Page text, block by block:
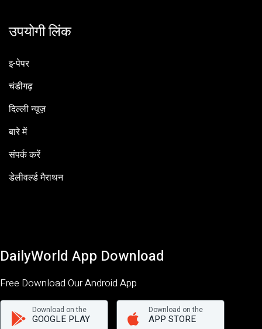
उपयोगी लिंक
इ-पेपर
चंडीगढ़
दिल्ली न्यूज़
बारे में
संपर्क करें
डेलीवर्ल्ड मैराथन
DailyWorld App Download
Free Download Our Android App
Download on the
GOOGLE PLAY
Download on the
APP STORE